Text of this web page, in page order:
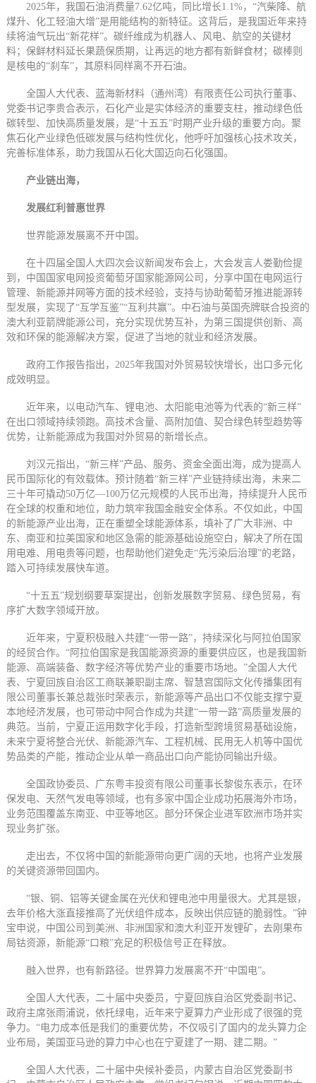
2025年，我国石油消费量7.62亿吨，同比增长1.1%，“汽柴降、航
煤升、化工轻油大增”是用能结构的新特征。这背后，是我国近年来持
续将油气玩出“新花样”。碳纤维成为机器人、风电、航空的关键材
料；保鲜材料延长果蔬保质期，让再远的地方都有新鲜食材；碳棒则
是核电的“刹车”，其原料同样离不开石油。
全国人大代表、蓝海新材料（通州湾）有限责任公司执行董事、
党委书记李贵合表示，石化产业是实体经济的重要支柱，推动绿色低
碳转型、加快高质量发展，是“十五五”时期产业升级的重要方向。聚
焦石化产业绿色低碳发展与结构性优化，他呼吁加强核心技术攻关，
完善标准体系，助力我国从石化大国迈向石化强国。
产业链出海，
发展红利普惠世界
世界能源发展离不开中国。
在十四届全国人大四次会议新闻发布会上，大会发言人娄勤俭提
到，中国国家电网投资葡萄牙国家能源网公司，分享中国在电网运行
管理、新能源并网等方面的技术经验，支持与协助葡萄牙推进能源转
型发展，实现了“互学互鉴”“互利共赢”。中石油与英国壳牌联合投资的
澳大利亚箭牌能源公司，充分实现优势互补，为第三国提供创新、高
效和环保的能源解决方案，促进了当地的就业和经济发展。
政府工作报告指出，2025年我国对外贸易较快增长，出口多元化
成效明显。
近年来，以电动汽车、锂电池、太阳能电池等为代表的“新三样”
在出口领域持续领跑。高技术含量、高附加值、契合绿色转型趋势等
优势，让新能源成为我国对外贸易的新增长点。
刘汉元指出，“新三样”产品、服务、资金全面出海，成为提高人
民币国际化的有效载体。预计随着“新三样”产业链持续出海，未来二
三十年可撬动50万亿—100万亿元规模的人民币出海，持续提升人民币
在全球的权重和地位，助力筑牢我国金融安全体系。不仅如此，中国
的新能源产业出海，正在重塑全球能源体系，填补了广大非洲、中
东、南亚和拉美国家和地区急需的能源基础设施空白，解决了所在国
用电难、用电贵等问题，也帮助他们避免走“先污染后治理”的老路，
踏入可持续发展快车道。
“十五五”规划纲要草案提出，创新发展数字贸易、绿色贸易，有
序扩大数字领域开放。
近年来，宁夏积极融入共建“一带一路”，持续深化与阿拉伯国家
的经贸合作。“阿拉伯国家是我国能源资源的重要供应区，也是我国新
能源、高端装备、数字经济等优势产业的重要市场地。”全国人大代
表、宁夏回族自治区工商联兼职副主席、智慧宫国际文化传播集团有
限公司董事长兼总裁张时荣表示，新能源等产品出口不仅能支撑宁夏
本地经济发展，也可带动中阿合作成为共建“一带一路”高质量发展的
典范。当前，宁夏正运用数字化手段，打造新型跨境贸易基础设施，
未来宁夏将整合光伏、新能源汽车、工程机械、民用无人机等中国优
势品类的产能，推动企业从单一商品出口向产能协同输出升级。
全国政协委员、广东粤丰投资有限公司董事长黎俊东表示，在环
保发电、天然气发电等领域，也有多家中国企业成功拓展海外市场，
业务范围覆盖东南亚、中亚等地区。部分环保企业进军欧洲市场并实
现业务扩张。
走出去，不仅将中国的新能源带向更广阔的天地，也将产业发展
的关键资源带回国内。
“银、铜、铝等关键金属在光伏和锂电池中用量很大。尤其是银，
去年价格大涨直接推高了光伏组件成本，反映出供应链的脆弱性。”钟
宝申说，中国公司到美洲、非洲国家和澳大利亚开发锂矿，去刚果布
局钴资源，新能源“口粮”充足的积极信号正在释放。
融入世界，也有新路径。世界算力发展离不开“中国电”。
全国人大代表，二十届中央委员，宁夏回族自治区党委副书记、
政府主席张雨浦说，依托绿电，近年来宁夏算力产业形成了很强的竞
争力。“电力成本低是我们的重要优势，不仅吸引了国内的龙头算力企
业布局，美国亚马逊的算力中心也在宁夏建了一期、建二期。”
全国人大代表，二十届中央候补委员，内蒙古自治区党委副书